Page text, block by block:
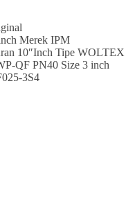
Merek IPM
10″Inch Tipe WOLTEX
QF PN40 Size 3 inch
3S4